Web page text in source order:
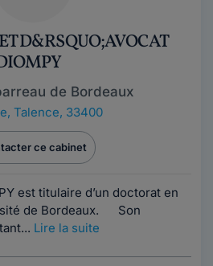
D&RSQUO;AVOCAT
de Bordeaux
, Talence, 33400
ce cabinet
est titulaire d’un doctorat en
de Bordeaux. Son
Lire la suite